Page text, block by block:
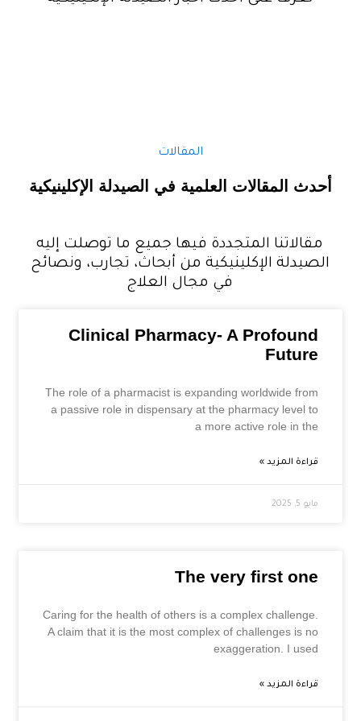
المقالات
المقالات العلمية في الصيدلة الإكلينيكية
مقالاتنا المتجددة فيها جميع ما توصلت إليه
الإكلينيكية من أبحاث، تجارب، ونصائح
في مجال العلاج
Clinical Pharmacy- A Profound
Future
The role of a pharmacist is expanding worldwide from
a passive role in dispensary at the pharmacy level to
a more active role in the
قراءة المزيد »
The very first one
Caring for the health of others is a complex challenge.
A claim that it is the most complex of challenges is no
exaggeration. I used
قراءة المزيد »